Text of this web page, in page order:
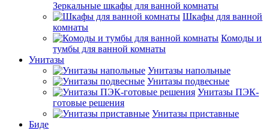
Зеркальные шкафы для ванной комнаты
Шкафы для ванной
комнаты
Комоды и
тумбы для ванной комнаты
Унитазы
Унитазы напольные
Унитазы подвесные
Унитазы ПЭК-
готовые решения
Унитазы приставные
Биде